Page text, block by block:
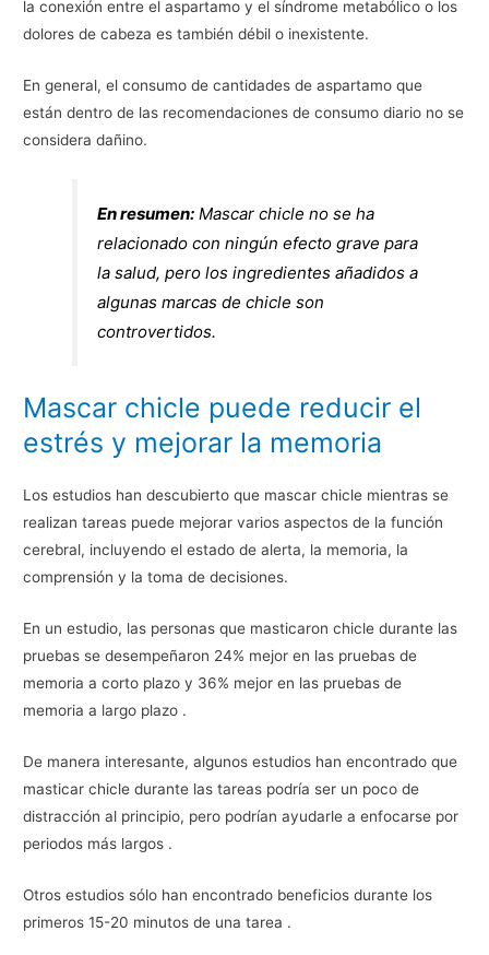
la conexión entre el aspartamo y el síndrome metabólico o los
dolores de cabeza es también débil o inexistente.
En general, el consumo de cantidades de aspartamo que
están dentro de las recomendaciones de consumo diario no se
considera dañino.
En resumen: Mascar chicle no se ha
relacionado con ningún efecto grave para
la salud, pero los ingredientes añadidos a
algunas marcas de chicle son
controvertidos.
Mascar chicle puede reducir el
estrés y mejorar la memoria
Los estudios han descubierto que mascar chicle mientras se
realizan tareas puede mejorar varios aspectos de la función
cerebral, incluyendo el estado de alerta, la memoria, la
comprensión y la toma de decisiones.
En un estudio, las personas que masticaron chicle durante las
pruebas se desempeñaron 24% mejor en las pruebas de
memoria a corto plazo y 36% mejor en las pruebas de
memoria a largo plazo .
De manera interesante, algunos estudios han encontrado que
masticar chicle durante las tareas podría ser un poco de
distracción al principio, pero podrían ayudarle a enfocarse por
periodos más largos .
Otros estudios sólo han encontrado beneficios durante los
primeros 15-20 minutos de una tarea .